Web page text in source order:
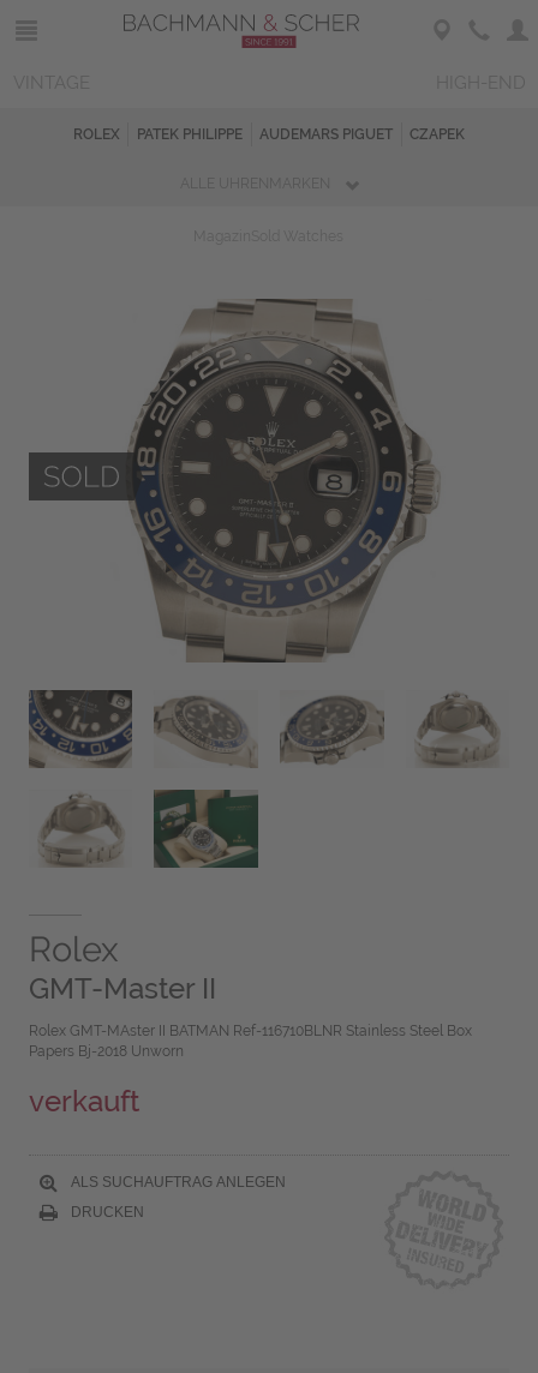
ROLEX PATEK PHILIPPE AUDEMARS PIGUET CZAPEK
Rolex
GMT-Master II
Rolex GMT-MAster II BATMAN Ref-116710BLNR Stainless Steel Box
Papers Bj-2018 Unworn
verkauft
ALS SUCHAUFTRAG ANLEGEN
DRUCKEN